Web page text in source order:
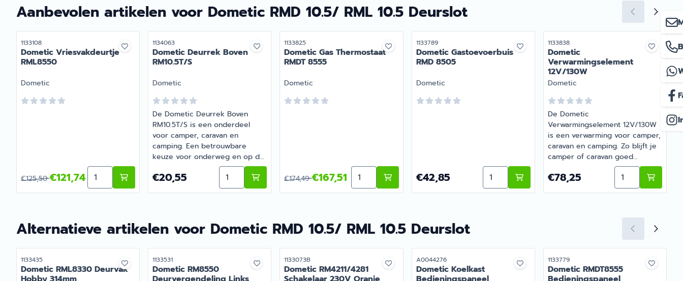
Aanbevolen artikelen voor Dometic RMD 10.5/ RML 10.5 Deurslot
Artikelnummer
1133108
Dometic Vriesvakdeurtje
RML8550
Merk:
Dometic
Van 125,50 voor 121,74
€125,50€121,74Aantal kiezen voor Dometic Vriesvakdeurtje RML8550
Artikelnummer
1134063
Dometic Deurrek Boven
RM10.5T/S
Merk:
Dometic
De Dometic Deurrek Boven
RM10.5T/S is een onderdeel
voor camper, caravan en
camping. Een betrouwbare
keuze voor onderweg en op de
camping. Bij Barsema Recreatie,
specialist in camper- en
caravanonderdelen, vind je het
Prijs: 20,55
€20,55 Aantal kiezen voor Dometic Deurrek Boven RM10.5T/S
Artikelnummer
1133825
Dometic Gas Thermostaat
RMDT 8555
Merk:
Dometic
Van 174,49 voor 167,51
€174,49€167,51 Aantal kiezen voor Dometic Gas Thermostaat RMDT 8555
Artikelnummer
1133789
Dometic Gastoevoerbuis
RMD 8505
Merk:
Dometic
Prijs: 42,85
€42,85 Aantal kiezen voor Dometic Gastoevoerbuis RMD
Artikelnummer
1133838
Dometic
Verwarmingselement
12V/130W
Merk:
Dometic
De Dometic
Verwarmingselement 12V/130W
is een verwarming voor camper,
caravan en camping. Zo blijft je
camper of caravan goed
onderhouden en compleet. Bij
Barsema Recreatie, specialist in
camper- en caravanonderdelen,
Prijs: 78,25
€78,25 Aantal kiezen
Alternatieve artikelen voor Dometic RMD 10.5/ RML 10.5 Deurslot
Artikelnummer
1133435
Dometic RML8330 Deurvak
Artikelnummer
1133531
Dometic RM8550
Artikelnummer
1133073B
Dometic RM4211/4281
Artikelnummer
A0044276
Dometic Koelkast
Artikelnummer
1133779
Dometic RMDT8555